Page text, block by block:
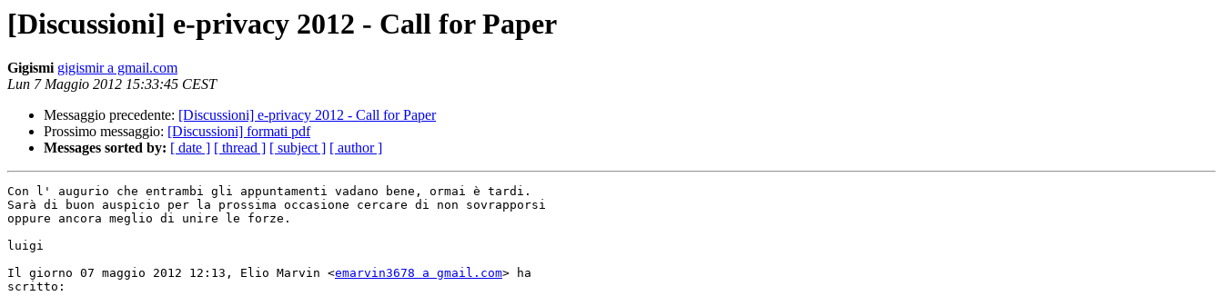
[Discussioni] e-privacy 2012 - Call for Paper
Gigismi gigismir a gmail.com
Lun 7 Maggio 2012 15:33:45 CEST
Messaggio precedente: [Discussioni] e-privacy 2012 - Call for Paper
Prossimo messaggio: [Discussioni] formati pdf
Messages sorted by: [ date ] [ thread ] [ subject ] [ author ]
Con l' augurio che entrambi gli appuntamenti vadano bene, ormai è tardi.
Sarà di buon auspicio per la prossima occasione cercare di non sovrapporsi
oppure ancora meglio di unire le forze.
luigi
Il giorno 07 maggio 2012 12:13, Elio Marvin <emarvin3678 a gmail.com> ha
scritto: